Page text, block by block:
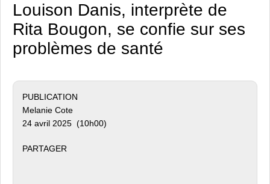
Louison Danis, interprète de
Rita Bougon, se confie sur ses
problèmes de santé
PUBLICATION
Melanie Cote
24 avril 2025 (10h00)
PARTAGER